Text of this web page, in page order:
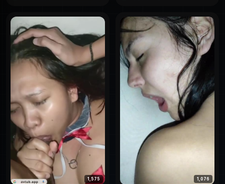
Daripada makin penasaran dan nahan tegang, mending
kamu langsung tonton aja tayangan lengkap
Syalifah
Hijab Malay Colmek Terbaru
lewat player di bawah.
Usahakan pakai koneksi yang stabil biar nontonnya lebih
nyaman. Oh iya, buat yang pengen koleksi atau nonton
lagi nanti, kamu bebas klik tombol download yang udah
disiapkan. Selamat menikmati videonya sampai lemes!
Banyak Dicari:Syalifah Hijab Malay Colmek Terbaru
Resolusi:Original Version
1,575 1,076